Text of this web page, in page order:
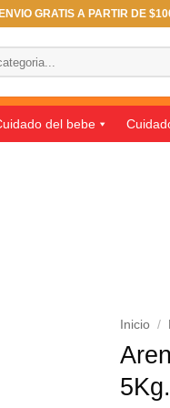
GRATIS A PARTIR DE
del bebe
Inicio /
5Kg.